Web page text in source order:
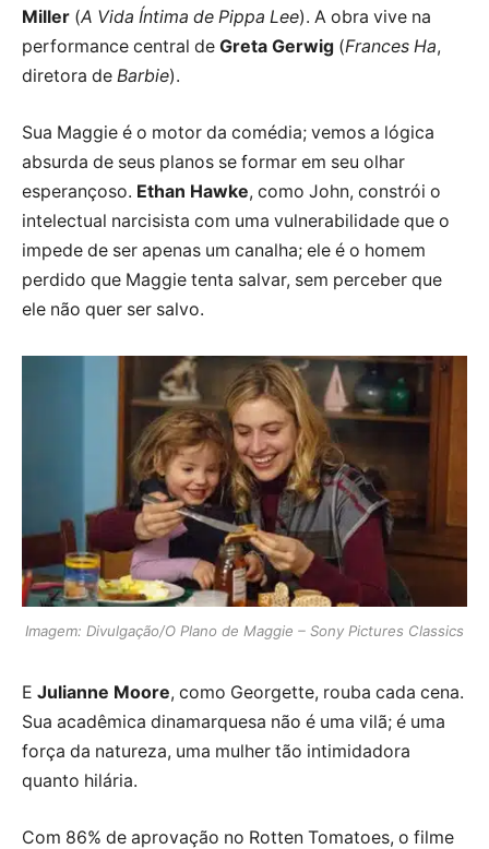
Miller (A Vida Íntima de Pippa Lee). A obra vive na
performance central de Greta Gerwig (Frances Ha,
diretora de Barbie).
Sua Maggie é o motor da comédia; vemos a lógica
absurda de seus planos se formar em seu olhar
esperançoso. Ethan Hawke, como John, constrói o
intelectual narcisista com uma vulnerabilidade que o
impede de ser apenas um canalha; ele é o homem
perdido que Maggie tenta salvar, sem perceber que
ele não quer ser salvo.
Imagem: Divulgação/O Plano de Maggie – Sony Pictures Classics
E Julianne Moore, como Georgette, rouba cada cena.
Sua acadêmica dinamarquesa não é uma vilã; é uma
força da natureza, uma mulher tão intimidadora
quanto hilária.
Com 86% de aprovação no Rotten Tomatoes, o filme